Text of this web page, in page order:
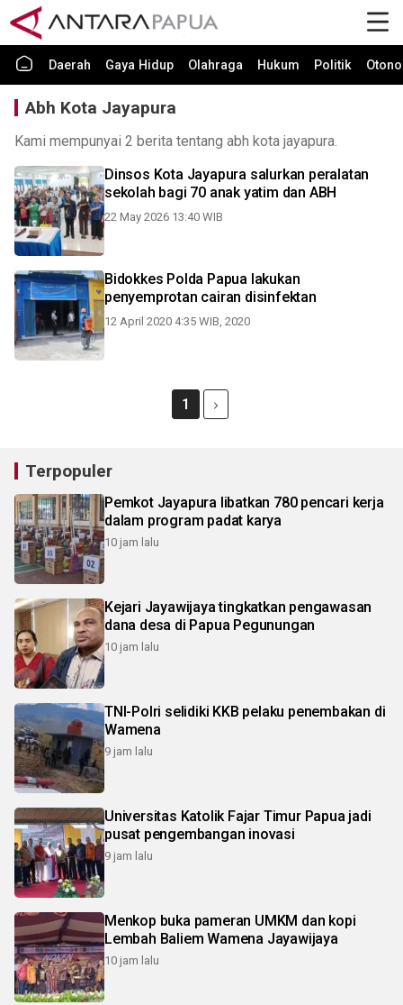
Daerah Gaya Hidup Olahraga Hukum Politik
Abh Kota Jayapura
Kami mempunyai 2 berita tentang abh kota jayapura.
Dinsos Kota Jayapura salurkan peralatan
sekolah bagi 70 anak yatim dan ABH
22 May 2026 13:40 WIB
Bidokkes Polda Papua lakukan
penyemprotan cairan disinfektan
12 April 2020 4:35 WIB, 2020
1
Terpopuler
Pemkot Jayapura libatkan 780 pencari kerja
dalam program padat karya
10 jam lalu
Kejari Jayawijaya tingkatkan pengawasan
dana desa di Papua Pegunungan
10 jam lalu
TNI-Polri selidiki KKB pelaku penembakan di
Wamena
9 jam lalu
Universitas Katolik Fajar Timur Papua jadi
pusat pengembangan inovasi
9 jam lalu
Menkop buka pameran UMKM dan kopi
Lembah Baliem Wamena Jayawijaya
10 jam lalu